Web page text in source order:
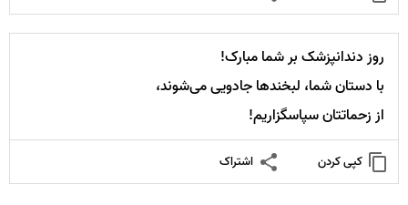
روز دندانپزشک بر شما مبارک!
با دستان شما، لبخندها جادویی می‌شوند،
از زحماتتان سپاسگزاریم!
کپی کردن اشتراک